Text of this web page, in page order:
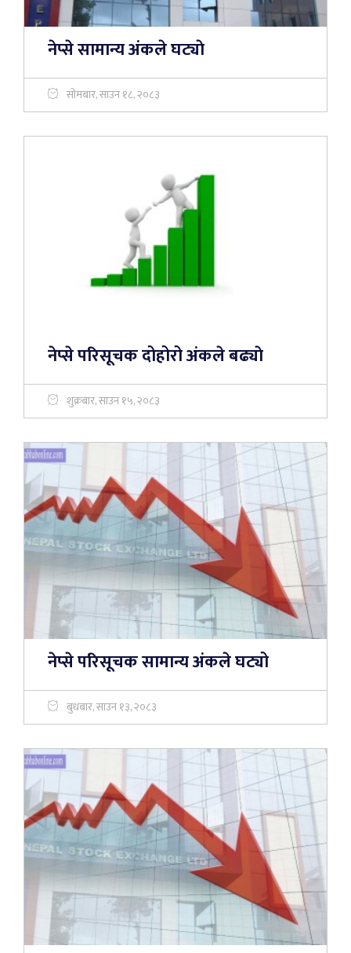
नेप्से सामान्य अंकले घट्याे
सोमबार, साउन १८, २०८३
नेप्से परिसूचक दोहोरो अंकले बढ्याे
शुक्रबार, साउन १५, २०८३
नेप्से परिसूचक सामान्य अंकले घट्यो
बुधबार, साउन १३, २०८३